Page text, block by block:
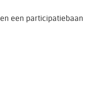
een participatiebaan